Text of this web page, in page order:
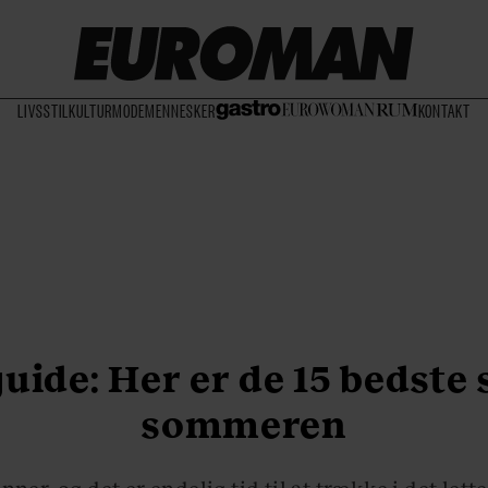
LIVSSTIL KULTURMODEMENNESKER KONTAKT
Her er de 15
sommeren